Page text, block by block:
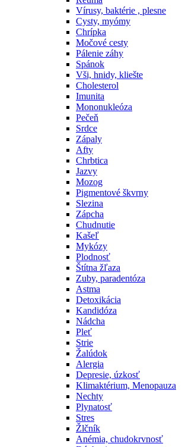
Vírusy, baktérie , plesne
Cysty, myómy
Chrípka
Močové cesty
Pálenie záhy
Spánok
Vši, hnidy, kliešte
Cholesterol
Imunita
Mononukleóza
Pečeň
Srdce
Zápaly
Afty
Chrbtica
Jazvy
Mozog
Pigmentové škvrny
Slezina
Zápcha
Chudnutie
Kašeľ
Mykózy
Plodnosť
Štítna žľaza
Zuby, paradentóza
Astma
Detoxikácia
Kandidóza
Nádcha
Pleť
Strie
Žalúdok
Alergia
Depresie, úzkosť
Klimaktérium, Menopauza
Nechty
Plynatosť
Stres
Žlčník
Anémia, chudokrvnosť